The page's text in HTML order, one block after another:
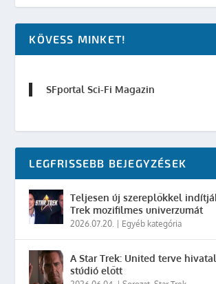
KÖVESS MINKET!
SFportal Sci-Fi Magazin
LEGFRISSEBB BEJEGYZÉSEK
Teljesen új szereplőkkel
Trek mozifilmes univerzumát
2026.07.20. Egyéb kategória
A Star Trek: United terve
stúdió előtt